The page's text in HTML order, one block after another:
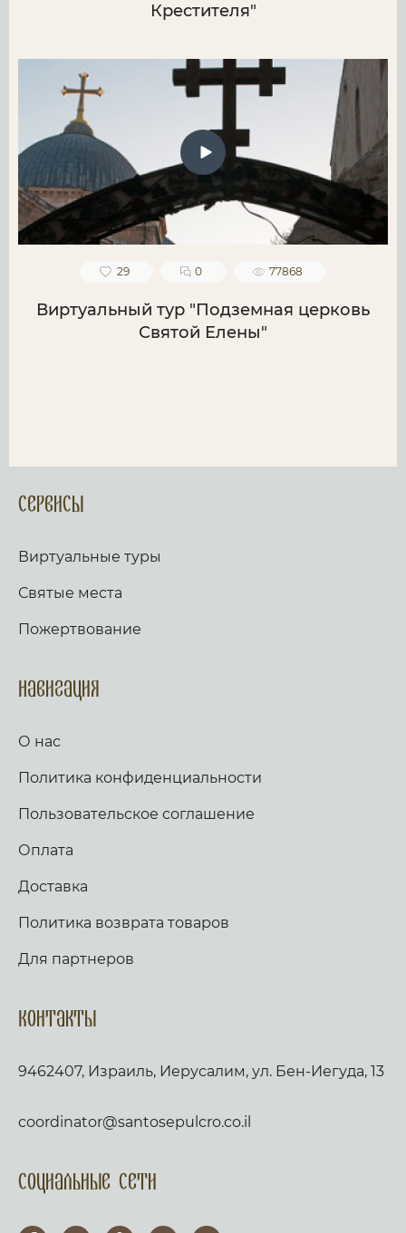
Крестителя"
29 0 77868
Виртуальный тур "Подземная церковь
Святой Елены"
Сервисы
Виртуальные туры
Святые места
Пожертвование
Навигация
О нас
Политика конфиденциальности
Пользовательское соглашение
Оплата
Доставка
Политика возврата товаров
Для партнеров
Контакты
9462407, Израиль, Иерусалим, ул. Бен-Иегуда, 13
coordinator@santosepulcro.co.il
Социальные сети